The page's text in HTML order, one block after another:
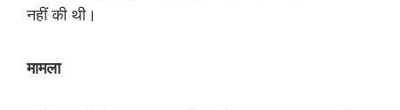
नहीं की थी।
मामला